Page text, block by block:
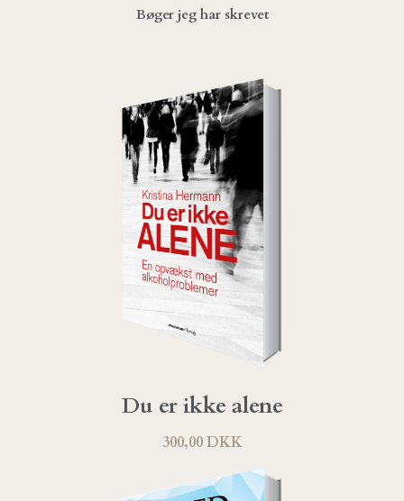
Bøger jeg har skrevet
Du er ikke alene
300,00 DKK